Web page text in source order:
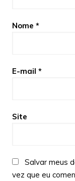
Nome *
E-mail *
Site
Salvar meus
vez que eu